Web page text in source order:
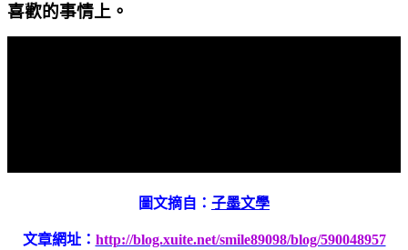
喜歡的事情上。
圖文摘自： 子墨文學
文章網址： http://blog.xuite.net/smile89098/blog/590048957